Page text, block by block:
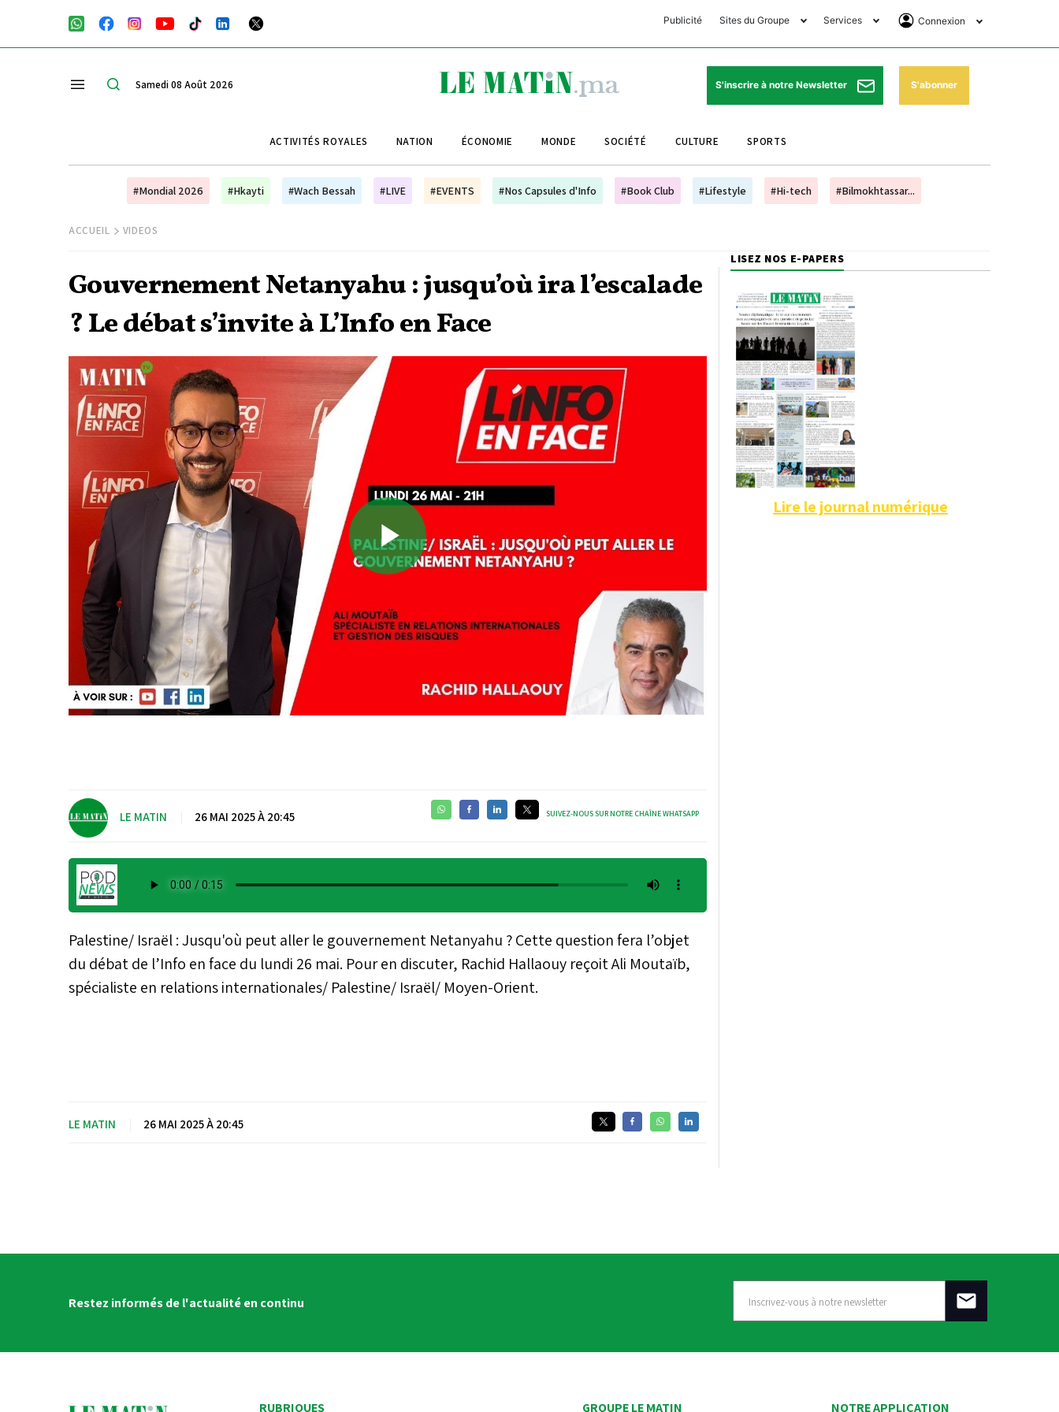
Publicité Sites du Groupe
Club Avantages
Le Matin Sports
Le Matin Store
Le Matin Annonces
Morocco Today Forum
Bookclub
Services
Horaires de prières
Pharmacies de garde
Programme TV
Cinéma
Connexion
Se Connecter
Abonnement
Samedi 08 Août 2026 S'inscrire à notre Newsletter S'abonner
ACTIVITÉS ROYALES NATION ÉCONOMIE MONDE SOCIÉTÉ CULTURE SPORTS
#Mondial 2026 #Hkayti #Wach Bessah #LIVE #EVENTS #Nos Capsules d'Info #Book Club #Lifestyle #Hi-tech #Bilmokhtassar...
ACCUEIL VIDEOS
Gouvernement Netanyahu : jusqu’où ira l’escalade
? Le débat s’invite à L’Info en Face
Play
Video
LE MATIN 26 MAI 2025 À 20:45 SUIVEZ-NOUS SUR NOTRE CHAÎNE WHATSAPP
Palestine/ Israël : Jusqu'où peut aller le gouvernement Netanyahu ? Cette question fera l’objet
du débat de l’Info en face du lundi 26 mai. Pour en discuter, Rachid Hallaouy reçoit Ali Moutaïb,
spécialiste en relations internationales/ Palestine/ Israël/ Moyen-Orient.
LE MATIN 26 MAI 2025 À 20:45
LISEZ NOS E-PAPERS
Lire le journal numérique
Restez informés de l'actualité en continu
RUBRIQUES GROUPE LE MATIN NOTRE APPLICATION